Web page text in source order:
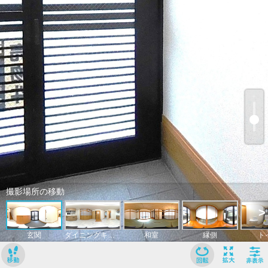
撮影場所の移動
玄関 ダイニングキッチン 和室 縁側 ト
>
﹣